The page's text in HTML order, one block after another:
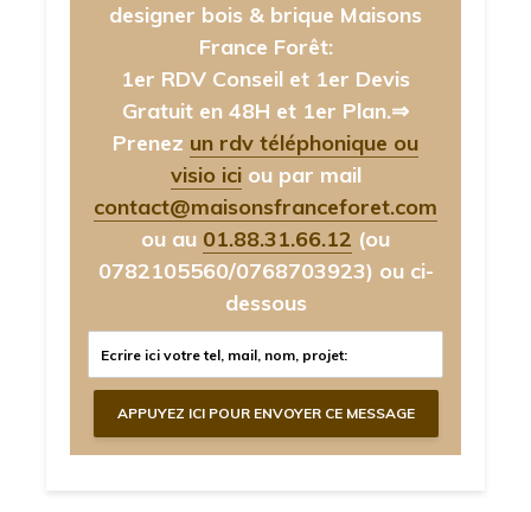
designer bois & brique Maisons
France Forêt:
1er RDV Conseil et 1er Devis
Gratuit en 48H et 1er Plan.⇒
Prenez un rdv téléphonique ou
visio iciou par mail
contact@maisonsfranceforet.com
ou au 01.88.31.66.12 (ou
0782105560/0768703923) ou ci-
dessous